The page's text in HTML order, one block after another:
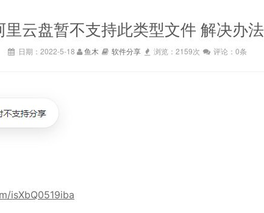
里云盘暂不支持此类型文件 解决办法
日期：2022-5-18 鱼木 软件分享 浏览：2159次 评论：0条
isXbQ0519iba